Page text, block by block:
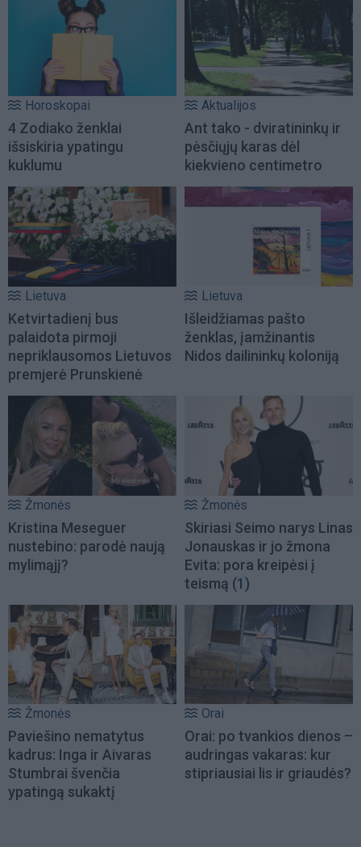
Horoskopai
4 Zodiako ženklai
išsiskiria ypatingu
kuklumu
Aktualijos
Ant tako - dviratininkų ir
pėsčiųjų karas dėl
kiekvieno centimetro
Lietuva
Ketvirtadienį bus
palaidota pirmoji
nepriklausomos Lietuvos
premjerė Prunskienė
Lietuva
Išleidžiamas pašto
ženklas, įamžinantis
Nidos dailininkų koloniją
Žmonės
Kristina Meseguer
nustebino: parodė naują
mylimąjį?
Žmonės
Skiriasi Seimo narys Linas
Jonauskas ir jo žmona
Evita: pora kreipėsi į
teismą (1)
Žmonės
Paviešino nematytus
kadrus: Inga ir Aivaras
Stumbrai švenčia
ypatingą sukaktį
Orai
Orai: po tvankios dienos –
audringas vakaras: kur
stipriausiai lis ir griaudės?